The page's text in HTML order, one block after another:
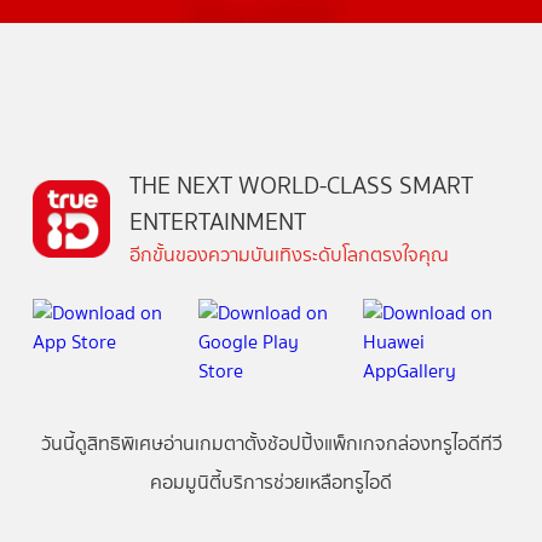
THE NEXT WORLD-CLASS SMART
ENTERTAINMENT
อีกขั้นของความบันเทิงระดับโลกตรงใจคุณ
วันนี้ดูสิทธิพิเศษอ่านเกมตาตั้งช้อปปิ้งแพ็กเกจกล่องทรูไอดีทีวี
คอมมูนิตี้บริการช่วยเหลือทรูไอดี